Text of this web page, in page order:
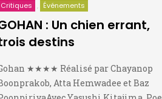
Critiques Événements
: Un chien errant,
destins
★★★★ Réalisé par Chayanop
Atta Hemwadee et Baz